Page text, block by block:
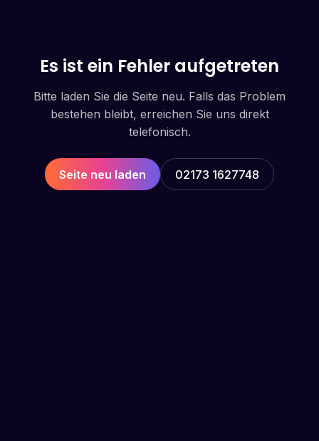
Es ist ein Fehler aufgetreten
Bitte laden Sie die Seite neu. Falls das Problem
bestehen bleibt, erreichen Sie uns direkt
telefonisch.
Seite neu laden 02173 1627748